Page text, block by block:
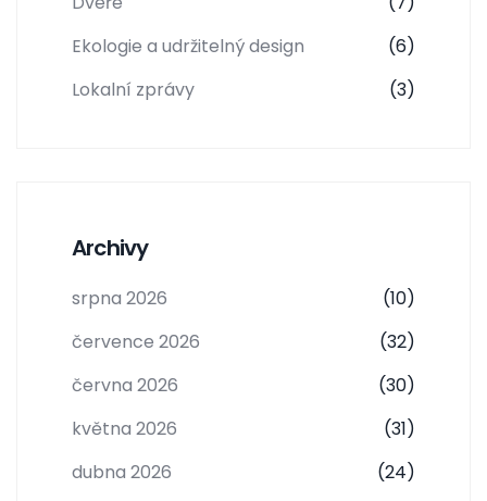
Ekologie a udržitelný design
(6)
Lokalní zprávy
(3)
Archivy
srpna 2026
(10)
července 2026
(32)
června 2026
(30)
května 2026
(31)
dubna 2026
(24)